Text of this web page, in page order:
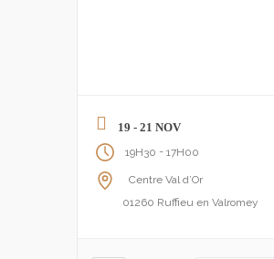
19 - 21 NOV
19H30 - 17H00
Centre Val d’Or
01260 Ruffieu en Valromey